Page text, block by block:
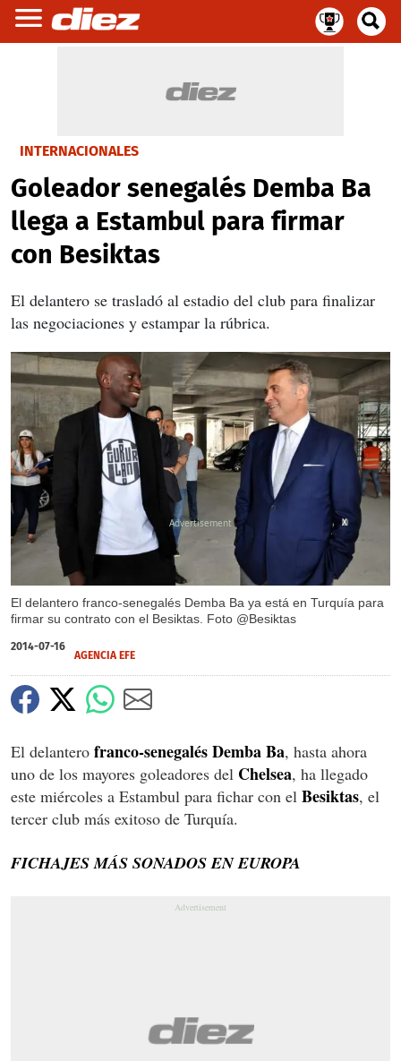
INTERNACIONALES
Goleador senegalés Demba Ba
llega a Estambul para firmar
con Besiktas
El delantero se trasladó al estadio del club para finalizar
las negociaciones y estampar la rúbrica.
El delantero franco-senegalés Demba Ba ya está en Turquía para
firmar su contrato con el Besiktas. Foto @Besiktas
X
2014-07-16
AGENCIA EFE
El delantero franco-senegalés Demba Ba, hasta ahora
uno de los mayores goleadores del Chelsea, ha llegado
este miércoles a Estambul para fichar con el Besiktas, el
tercer club más exitoso de Turquía.
FICHAJES MÁS SONADOS EN EUROPA